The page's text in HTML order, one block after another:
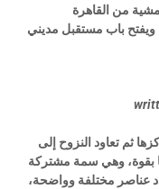
من القاهرة
باب مستقبل مديني
ثم تعاود النزوح إلى
بقوة، وهي سمة مشتركة
عناصر مختلفة وواضحة،